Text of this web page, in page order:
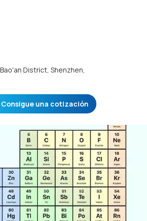
District, Shenzhen,
Consigue una cotización